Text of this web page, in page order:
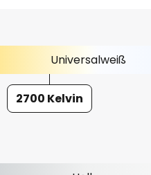
Universalweiß
2700 Kelvin